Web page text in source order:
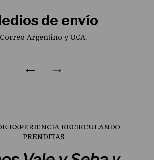
de envío
Correo Argentino y OCA.
EXPERIENCIA RECIRCULANDO
PRENDITAS